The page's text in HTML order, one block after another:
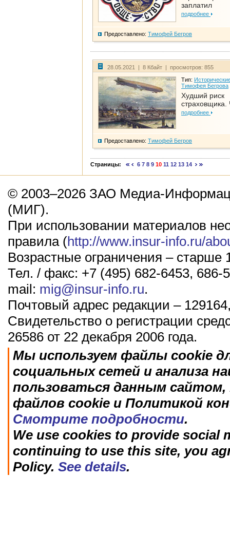
заплатил
подробнее
Предоставлено: Тимофей Бегров
28.05.2021 | 8 Кбайт | просмотров: 855
Тип:
Тимофея Бегрова
Худший риск
страховщика.
подробнее
Предоставлено: Тимофей Бегров
Страницы: 6 7 8 9 10 11 12 13 14
© 2003–2026 ЗАО Медиа-
(МИГ).
При использовании материалов
правила (http://www.insur-info.ru/
Возрастные ограничения – старше
Тел. / факс: +7 (495) 682-6453, 686-
mail: mig@insur-info.ru.
Почтовый адрес редакции –
Свидетельство о регистрации
26586 от 22 декабря 2006 года.
Мы используем файлы cookie
социальных сетей и анализа
пользоваться данным
файлов cookie и Политикой
Смотрите подробности.
We use cookies to provide social
continuing to use this site, you
Policy. See details.